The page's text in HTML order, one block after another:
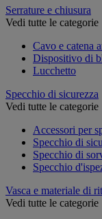
Serrature e chiusura
Vedi tutte le categorie
Cavo e catena
Dispositivo di
Lucchetto
Specchio di sicurezza
Vedi tutte le categorie
Accessori per
Specchio di
Specchio di
Specchio
Vasca e materiale di
Vedi tutte le categorie